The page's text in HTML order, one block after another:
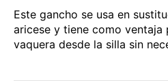
Este gancho se usa en
aricese y tiene como
vaquera desde la silla sin